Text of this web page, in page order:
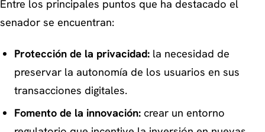
Entre los principales puntos que ha destacado el
senador se encuentran:
Protección de la privacidad:la necesidad de
preservar la autonomía de los usuarios en sus
transacciones digitales.
Fomento de la innovación:crear un entorno